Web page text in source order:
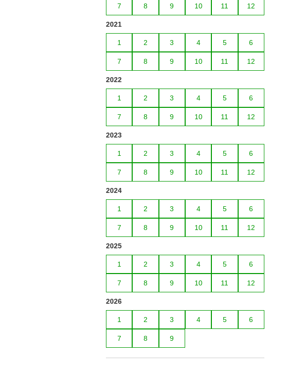
7 8 9 10 11 12
2021
1 2 3 4 5 6
7 8 9 10 11 12
2022
1 2 3 4 5 6
7 8 9 10 11 12
2023
1 2 3 4 5 6
7 8 9 10 11 12
2024
1 2 3 4 5 6
7 8 9 10 11 12
2025
1 2 3 4 5 6
7 8 9 10 11 12
2026
1 2 3 4 5 6
7 8 9